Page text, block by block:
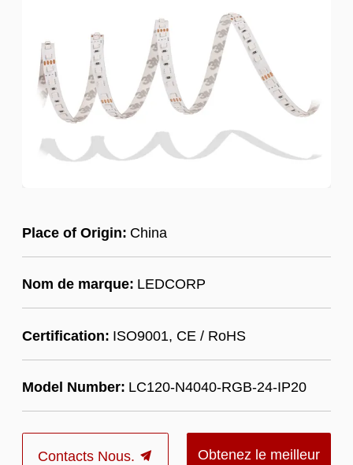
Place of Origin: China
Nom de marque: LEDCORP
Certification: ISO9001, CE / RoHS
Model Number: LC120-N4040-RGB-24-IP20
Contacts Nous. Obtenez le meilleur